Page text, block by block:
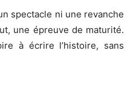
spectacle ni une revanche
une épreuve de maturité.
à écrire l’histoire, sans